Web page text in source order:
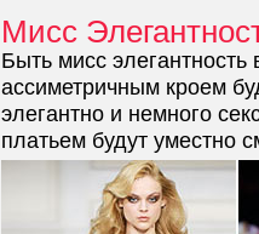
Мисс
Быть мисс элегантность
ассиметричным кроем
элегантно и немного
платьем будут уместно